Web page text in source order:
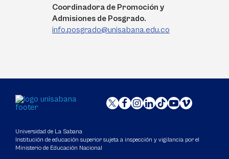
Coordinadora de Promoción y
Admisiones de Posgrado.
info.posgrado@unisabana.edu.co
Universidad de La Sabana
Institución de educación superior sujeta a inspección y vigilancia por el
Ministerio de Educación Nacional